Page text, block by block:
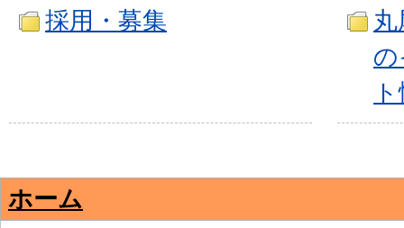
採用・募集
ホーム